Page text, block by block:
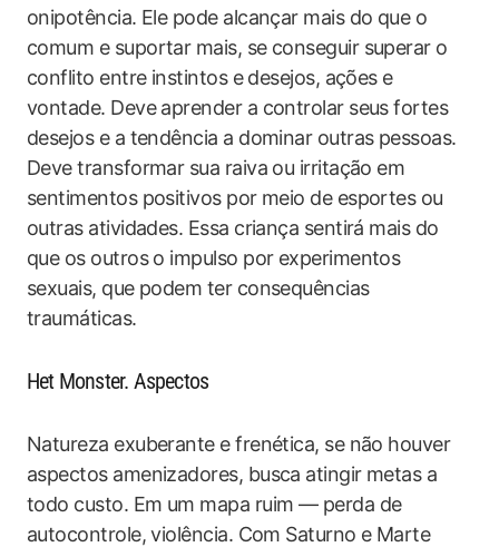
onipotência. Ele pode alcançar mais do que o
comum e suportar mais, se conseguir superar o
conflito entre instintos e desejos, ações e
vontade. Deve aprender a controlar seus fortes
desejos e a tendência a dominar outras pessoas.
Deve transformar sua raiva ou irritação em
sentimentos positivos por meio de esportes ou
outras atividades. Essa criança sentirá mais do
que os outros o impulso por experimentos
sexuais, que podem ter consequências
traumáticas.
Het Monster. Aspectos
Natureza exuberante e frenética, se não houver
aspectos amenizadores, busca atingir metas a
todo custo. Em um mapa ruim — perda de
autocontrole, violência. Com Saturno e Marte